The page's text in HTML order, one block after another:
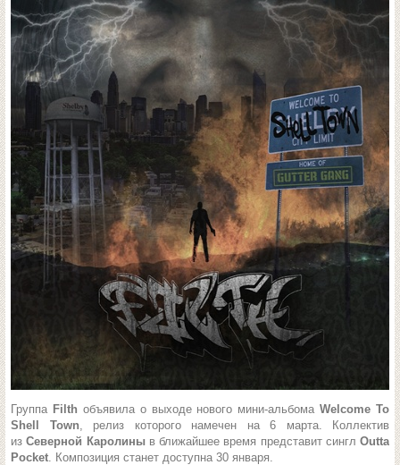
Группа Filth объявила о выходе нового мини-альбомаWelcome To
Shell Town, релиз которого намечен на 6 марта. Коллектив
изСеверной Каролины в ближайшее время представит сингл Outta
Pocket. Композиция станет доступна 30 января.